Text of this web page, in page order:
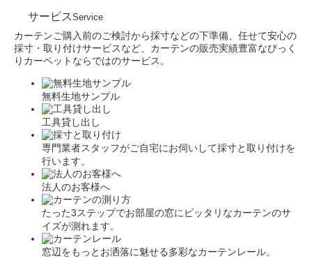
サービスService
カーテンご購入前のご検討から採寸などの下準備、任せて安心の
採寸・取り付けサービスなど、カーテンの販売実績豊富なびっく
りカーペットならではのサービス。
無料生地サンプル
工具貸し出し
専門業者スタッフがご自宅にお伺いして採寸と取り付けを
行います。
法人のお客様へ
たった3ステップでお部屋の窓にピッタリなカーテンのサ
イズが測れます。
窓辺をもっとお洒落に魅せる多彩なカーテンレール。